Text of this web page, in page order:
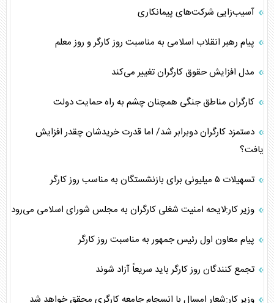
آسیب‌زایی شرکت‌های پیمانکاری
پیام رهبر انقلاب اسلامی به مناسبت روز کارگر و روز معلم
مدل افزایش حقوق کارگران تغییر می‌کند
کارگران مناطق جنگی همچنان چشم به راه حمایت دولت
دستمزد کارگران دوبرابر شد/ اما قدرت خریدشان چقدر افزایش
یافت؟
تسهیلات ۵ میلیونی برای بازنشستگان به مناسب روز کارگر
وزیر کار:لایحه امنیت شغلی کارگران به مجلس شورای اسلامی می‌رود
پیام معاون اول رئیس جمهور به مناسبت روز کارگر
تجمع کنندگان روز کارگر باید سریعاً آزاد شوند
وزیر کار:شعار امسال با انسجام جامعه کارگری محقق خواهد شد